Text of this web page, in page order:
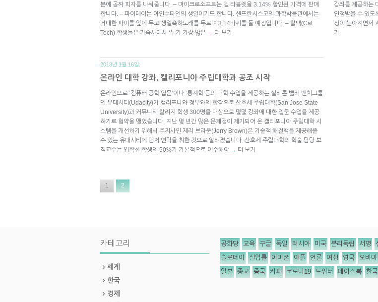
분에 공짜 피자를 나눠줍니다. – 마이크로소프트는 델 타블렛을 3.14% 할인된 가격에 판매
합니다. – 파이데이는 아인슈타인의 생일이기도 합니다. 샌프란시스코의 과학박물관에서는
거대한 파이를 앞에 두고 생일축하노래를 두르며 3.14바퀴를 돌 예정입니다. – 칼텍(Cal
Tech) 학생들은 가숙사에서 ‘누가 가장 많은 → 더 보기
강좌를 제공하는
인정받을 수 있도
성이 높아지면서
기
2013년 1월 16일.
온라인 대학 강좌, 캘리포니아 주립대학과 공조 시작
온라인으로 ‘컴퓨터 공학 입문’이나 ‘통계학’등의 대학 수업을 제공하는 실리콘 밸리 벤처그룹
인 유대시티(Udacity)가 캘리포니와 정부와의 합작으로 산호세 주립대학(San Jose State
University)과 커뮤니티 칼리지 학생 300명을 대상으로 몇몇 강좌에 대한 입문 수업을 제공
하기로 협약을 맺었습니다. 지난 몇 년간 많은 문제점이 제기되어 온 캘리포니아 주립대학 시
스템을 개선하기 위해서 주지사인 제리 브라운(Jerry Brown)은 기술적 해결책을 제공해줄
수 있는 유대시티에 먼저 연락을 취한 것으로 알려졌습니다. 산호세 주립대학의 학술 담당 보
직교수는 입학한 학생의 50%가 기본적으로 이수해야 → 더 보기
1 2
카테고리
세계
한국
경제
공화당 교육 구글 독일 러시아 미국 분리독립 서평
슬로데이 실업률 아마존 애플 언론 여성 영국 오바마
일본 종교 중국 커피 코로나19 트위터 페이스북 한국